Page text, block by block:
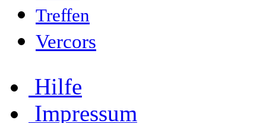
Treffen
Vercors
Hilfe
Impressum